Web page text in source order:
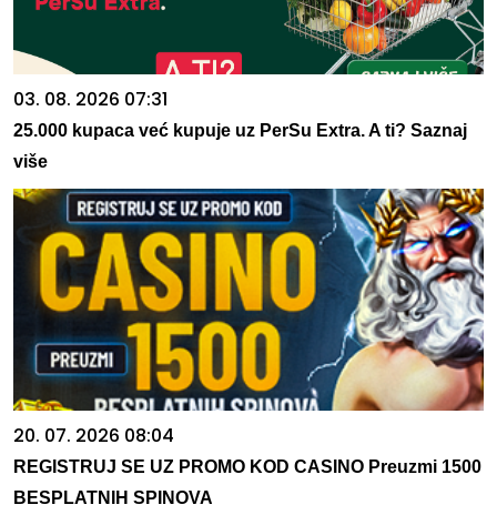
03. 08. 2026 07:31
25.000 kupaca već kupuje uz PerSu Extra. A ti? Saznaj
više
20. 07. 2026 08:04
REGISTRUJ SE UZ PROMO KOD CASINO Preuzmi 1500
BESPLATNIH SPINOVA